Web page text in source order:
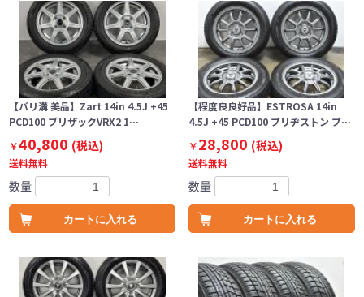
【バリ溝 美品】Zart 14in 4.5J +45
PCD100 ブリザックVRX2 1…
￥40,800 (税込)
送料無料
数量
カートに入れる
【程度良良好品】ESTROSA 14in
4.5J +45 PCD100 ブリヂストン ブ…
￥28,800 (税込)
送料無料
数量
カートに入れる